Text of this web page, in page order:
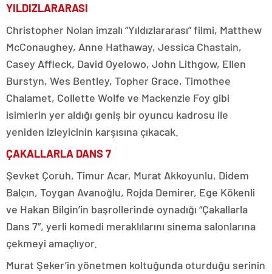
YILDIZLARARASI
Christopher Nolan imzalı “Yıldızlararası” filmi, Matthew
McConaughey, Anne Hathaway, Jessica Chastain,
Casey Affleck, David Oyelowo, John Lithgow, Ellen
Burstyn, Wes Bentley, Topher Grace, Timothee
Chalamet, Collette Wolfe ve Mackenzie Foy gibi
isimlerin yer aldığı geniş bir oyuncu kadrosu ile
yeniden izleyicinin karşısına çıkacak.
ÇAKALLARLA DANS 7
Şevket Çoruh, Timur Acar, Murat Akkoyunlu, Didem
Balçın, Toygan Avanoğlu, Rojda Demirer, Ege Kökenli
ve Hakan Bilgin’in başrollerinde oynadığı “Çakallarla
Dans 7”, yerli komedi meraklılarını sinema salonlarına
çekmeyi amaçlıyor.
Murat Şeker’in yönetmen koltuğunda oturduğu serinin